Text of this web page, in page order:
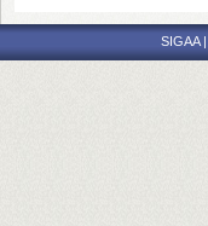
SIGAA